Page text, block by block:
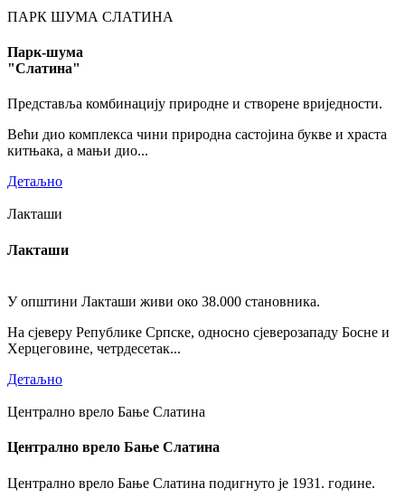
ПАРК ШУМА СЛАТИНА
Парк-шума
"Слатина"
Представља комбинацију природне и створене вриједности.
Већи дио комплекса чини природна састојина букве и храста
китњака, а мањи дио...
Детаљно
Лакташи
Лакташи
У општини Лакташи живи око 38.000 становника.
На сјеверу Републике Српске, односно сјеверозападу Босне и
Херцеговине, четрдесетак...
Детаљно
Централно врело Бање Слатина
Централно врело Бање Слатина
Централно врело Бање Слатина подигнуто је 1931. године.